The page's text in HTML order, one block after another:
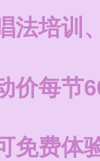
法培训
价每节
免费体